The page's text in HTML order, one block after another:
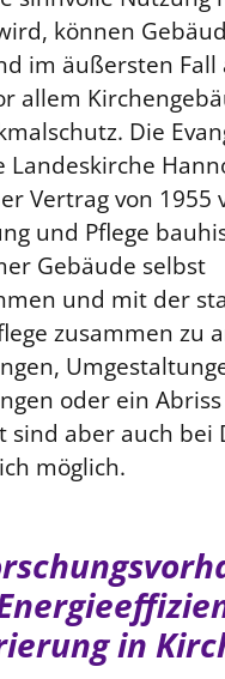
können
im äußersten Fall
allem
Die
Landeskirche
Vertrag von 1955
und Pflege
Gebäude selbst
und mit der
zusammen zu
oder ein
sind aber auch bei
möglich.
in